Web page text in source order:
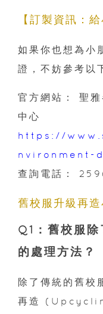
【訂製資訊：
如果你也想為小
證，不妨參考以
官方網站： 聖
中心
https://
nvironment-
查詢電話：
舊校服升級再
Q1：舊校服
的處理方法？
除了傳統的舊校
再造